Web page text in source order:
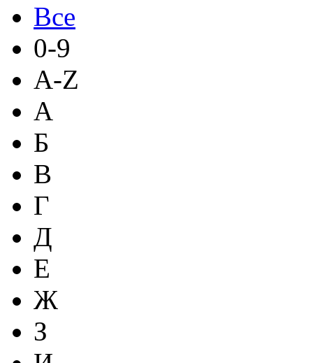
Все
0-9
A-Z
А
Б
В
Г
Д
Е
Ж
З